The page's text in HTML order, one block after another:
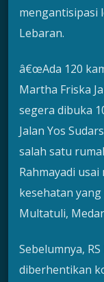
mengantisipasi
Lebaran.
â€œAda 120
Martha Friska
segera dibuka
Jalan Yos
salah satu
Rahmayadi
kesehatan
Multatuli,
Sebelumnya,
diberhentikan